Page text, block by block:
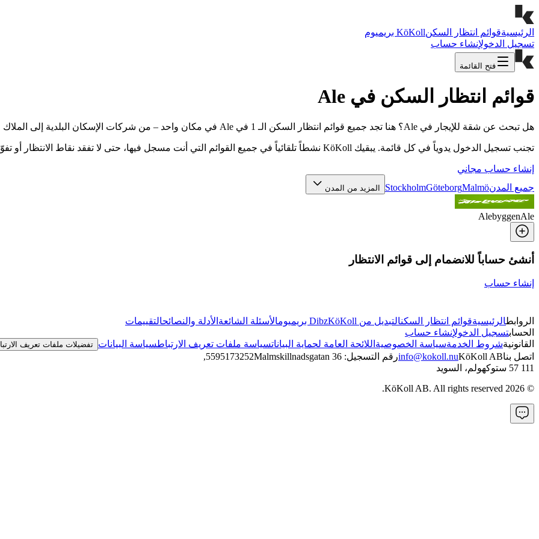
الرئيسيةقوائم انتظار السكنKöKoll بريميوم
تسجيل الدخولإنشاء حساب
فتح القائمة
قوائم انتظار السكن في Ale
هل تبحث عن شقة للإيجار في Ale؟ هنا تجد جميع قوائم انتظار السكن الـ 1 في Ale في مكان واحد – من شركات الإسكان البلدية إلى الملاك الخاصين.
تجنب تسجيل الدخول يدوياً في كل قائمة. يبقيك KöKoll نشطاً تلقائياً في جميع القوائم التي أنت مسجل فيها، حتى لا تفقد نقاط الانتظار أو تفوّت شقة في Ale.
إنشاء حساب مجاني
جميع المدن
StockholmGöteborgMalmö المزيد من المدن
AlebyggenAle
أنشئ حساباً للانضمام إلى قوائم الانتظار
إنشاء حساب
الروابطالرئيسيةقوائم انتظار السكنالتبديل من Dibz KöKoll بريميوم الأسئلة الشائعة الأدلة والنصائحالتقييمات
الحسابتسجيل الدخولإنشاء حساب
القانونيةشروط الخدمةسياسة الخصوصية اللائحة العامة لحماية البياناتسياسة ملفات تعريف الارتباطسياسة البيانات تفضيلات ملفات تعريف
اتصل بنا info@kokoll.nuKöKoll AB رقم التسجيل: 5595173252 Malmskillnadsgatan 36
,
111 57 ستوكهولم، السويد
©
2026